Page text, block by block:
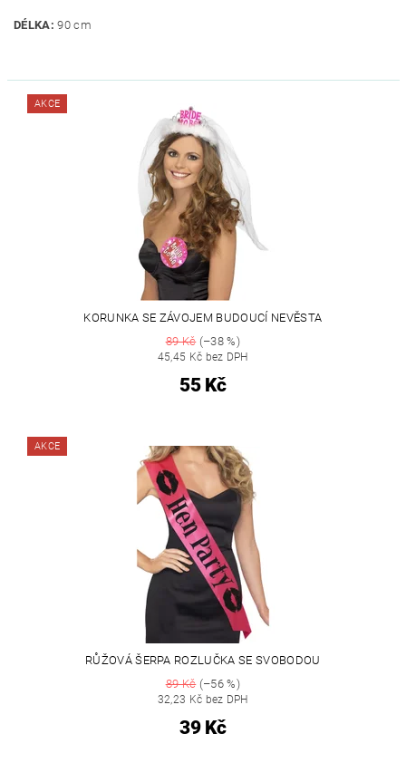
DÉLKA: 90 cm
AKCE
KORUNKA SE ZÁVOJEM BUDOUCÍ NEVĚSTA
89 Kč(–38 %)
45,45 Kč bez DPH
55 Kč
AKCE
RŮŽOVÁ ŠERPA ROZLUČKA SE SVOBODOU
89 Kč(–56 %)
32,23 Kč bez DPH
39 Kč